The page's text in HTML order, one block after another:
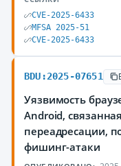
CVE-2025-6433
MFSA 2025-51
CVE-2025-6433
BDU:2025-07651
Уязвимость
Android,
переадресации,
фишинг-атаки